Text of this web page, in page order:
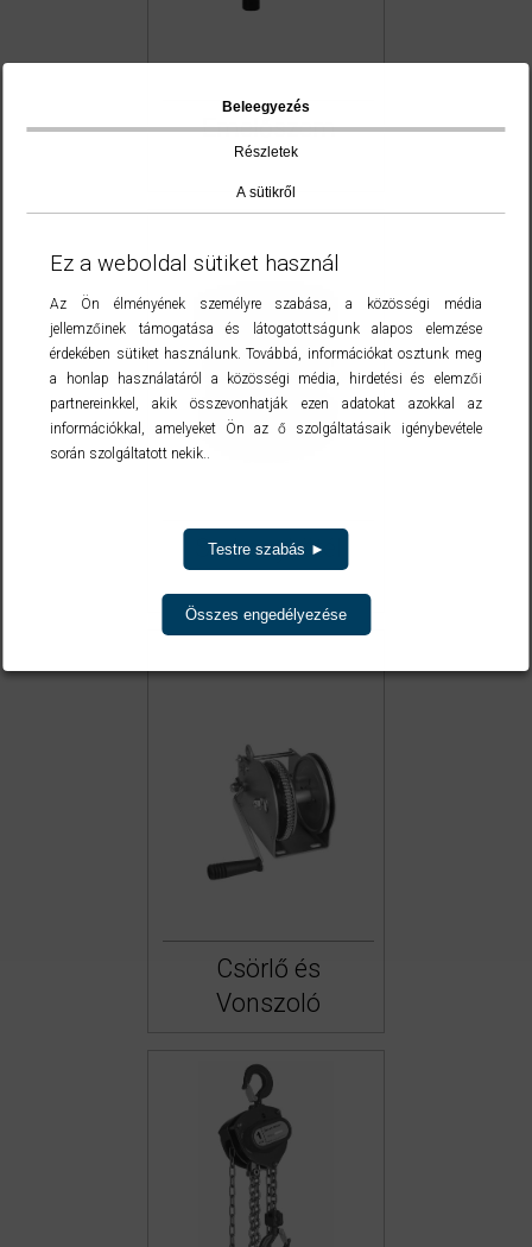
Emelőszem
Sodronykötél
Csörlő és
Vonszoló
Beleegyezés
Részletek
A sütikről
Ez a weboldal sütiket használ
Az Ön élményének személyre szabása, a közösségi média
jellemzőinek támogatása és látogatottságunk alapos elemzése
érdekében sütiket használunk. Továbbá, információkat osztunk meg
a honlap használatáról a közösségi média, hirdetési és elemzői
partnereinkkel, akik összevonhatják ezen adatokat azokkal az
információkkal, amelyeket Ön az ő szolgáltatásaik igénybevétele
során szolgáltatott nekik..
Testre szabás ►
Összes engedélyezése